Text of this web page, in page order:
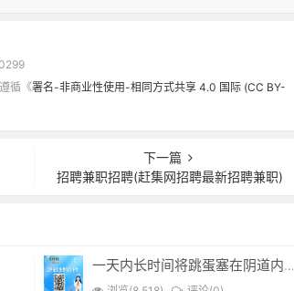
循《署名-非商业性使用-相同方式共享 4.0 国际 (CC BY-
下一篇
招聘兼职招聘(赶集网招聘最新招聘兼职)
一天内长时间将跳蛋塞在阴道内 有什么危害免...(跳蛋是放哪里)